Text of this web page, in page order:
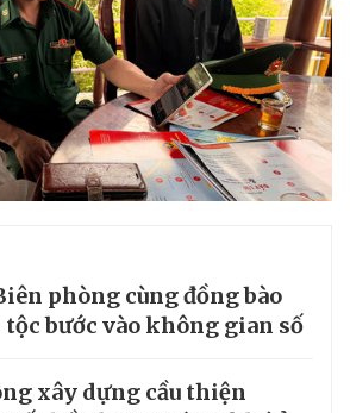
phòng cùng đồng bào
tộc bước vào không gian số
xây dựng cầu thiện